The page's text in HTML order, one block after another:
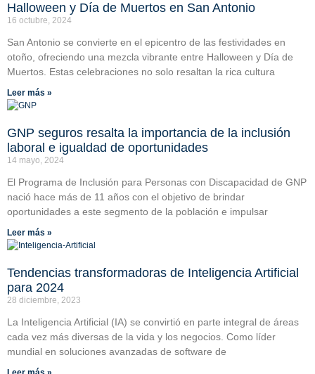
Halloween y Día de Muertos en San Antonio
16 octubre, 2024
San Antonio se convierte en el epicentro de las festividades en
otoño, ofreciendo una mezcla vibrante entre Halloween y Día de
Muertos. Estas celebraciones no solo resaltan la rica cultura
Leer más »
GNP seguros resalta la importancia de la inclusión
laboral e igualdad de oportunidades
14 mayo, 2024
El Programa de Inclusión para Personas con Discapacidad de GNP
nació hace más de 11 años con el objetivo de brindar
oportunidades a este segmento de la población e impulsar
Leer más »
Tendencias transformadoras de Inteligencia Artificial
para 2024
28 diciembre, 2023
La Inteligencia Artificial (IA) se convirtió en parte integral de áreas
cada vez más diversas de la vida y los negocios. Como líder
mundial en soluciones avanzadas de software de